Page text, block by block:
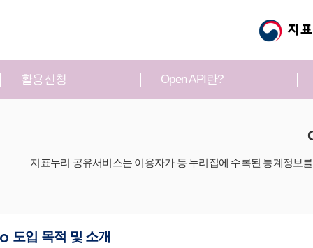
활용신청 Open API란?
지표누리 공유서비스는 이용자가 동 누리집에 수록된 통계정보
도입 목적 및 소개